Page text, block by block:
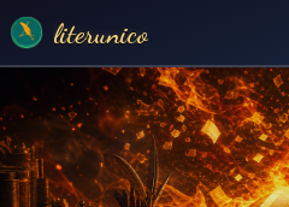
literunico